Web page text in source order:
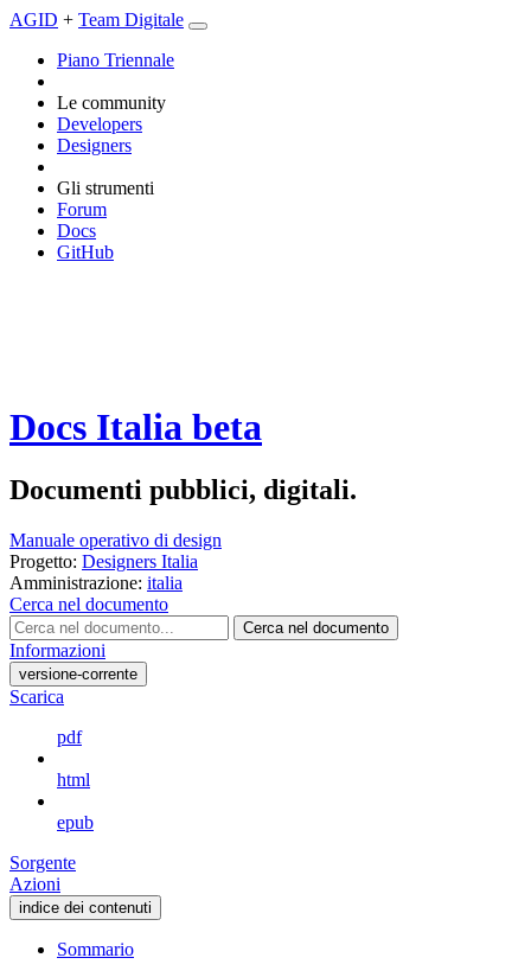
AGID + Team Digitale
Piano Triennale
Le community
Developers
Designers
Gli strumenti
Forum
Docs
GitHub
Docs Italia beta
Documenti pubblici, digitali.
Manuale operativo di design
Progetto: Designers Italia
Amministrazione: italia
Cerca nel documento
Cerca nel documento
Informazioni
versione-corrente
Scarica
pdf
html
epub
Sorgente
Azioni
indice dei contenuti
Sommario